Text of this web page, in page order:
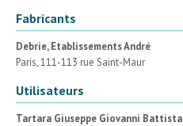
Fabricants
Debrie, Etablissements André
Paris, 111-113 rue Saint-Maur
Utilisateurs
Tartara Giuseppe Giovanni Battista